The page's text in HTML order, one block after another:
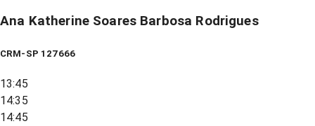
Ana Katherine Soares Barbosa Rodrigues
CRM-SP 127666
13:45
14:35
14:45